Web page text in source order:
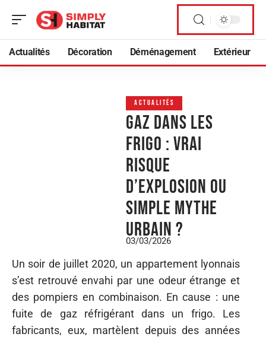
Actualités Décoration Déménagement Extérieur
ACTUALITÉS
Gaz dans les
frigo : vrai
risque
d’explosion ou
simple mythe
urbain ?
03/03/2026
Un soir de juillet 2020, un appartement lyonnais
s’est retrouvé envahi par une odeur étrange et
des pompiers en combinaison. En cause : une
fuite de gaz réfrigérant dans un frigo. Les
fabricants, eux, martèlent depuis des années